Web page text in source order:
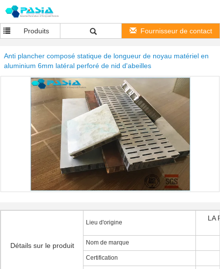
Produits Fournisseur de contact
Anti plancher composé statique de longueur de noyau matériel en
aluminium 6mm latéral perforé de nid d'abeilles
Détails sur le produit
Lieu d'origine
LA
Nom de marque
Certification